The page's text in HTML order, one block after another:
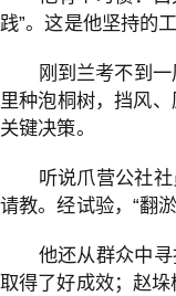
践”。这是他坚持的
刚到兰考不到
里种泡桐树，挡风
关键决策。
听说爪营公社
请教。经试验，“翻
他还从群众中
取得了好成效；赵